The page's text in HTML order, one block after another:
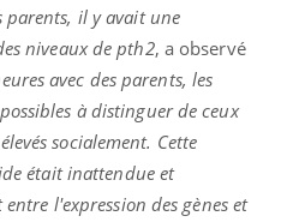
parents, il y avait une
niveaux de pth2, a observé
avec des parents, les
à distinguer de ceux
socialement. Cette
était inattendue et
l'expression des gènes et